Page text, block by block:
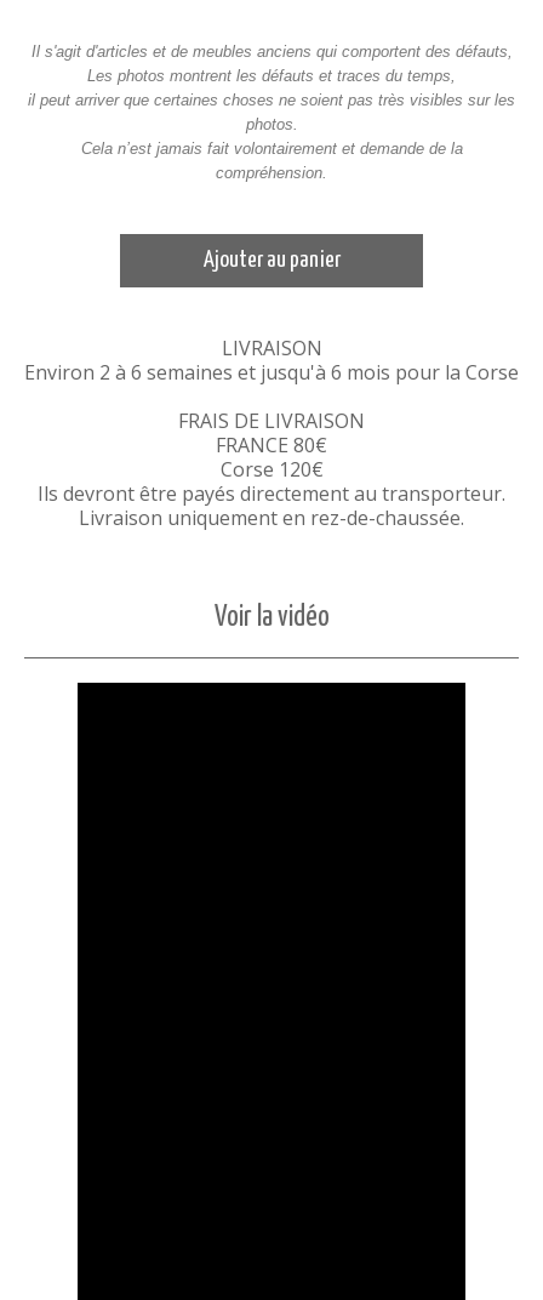
Il s'agit d'articles et de meubles anciens qui comportent des défauts,
Les photos montrent les défauts et traces du temps,
il peut arriver que certaines choses ne soient pas très visibles sur les
photos.
Cela n’est jamais fait volontairement et demande de la
compréhension.
Ajouter au panier
LIVRAISON
Environ 2 à 6 semaines et jusqu'à 6 mois pour la Corse
FRAIS DE LIVRAISON
FRANCE 80€
Corse 120€
Ils devront être payés directement au transporteur.
Livraison uniquement en rez-de-chaussée.
Voir la vidéo